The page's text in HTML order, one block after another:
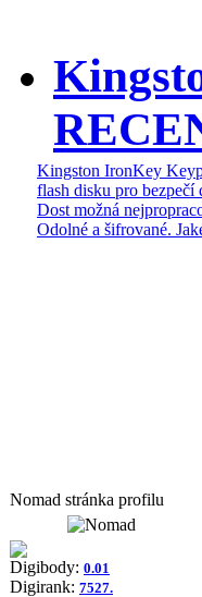
Kingston IronKey
flash disku pro bezpečí
Dost možná
Odolné a šifrované.
Nomad stránka profilu
Digibody: 0.01
Digirank: 7527.